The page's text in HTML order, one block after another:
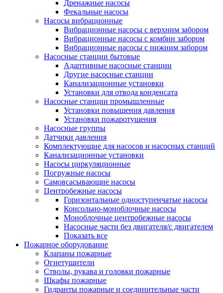
Дренажные насосы
Фекальные насосы
Насосы вибрационные
Вибрационные насосы с верхним забором
Вибрационные насосы с комбин забором
Вибрационные насосы с нижним забором
Насосные станции бытовые
Адаптивные насосные станции
Другие насосные станции
Канализационные установки
Установки для отвода конденсата
Насосные станции промышленные
Установки повышения давления
Установки пожаротушения
Насосные группы
Датчики давления
Комплектующие для насосов и насосных станций
Канализационные установки
Насосы циркуляционные
Погружные насосы
Самовсасывающие насосы
Центробежные насосы
Горизонтальные одноступенчатые насосы
Консольно-моноблочные насосы
Моноблочные центробежные насосы
Насосные части без двигателя/с двигателем
Показать все
Пожарное оборудование
Клапаны пожарные
Огнетушители
Стволы, рукава и головки пожарные
Шкафы пожарные
Гидранты пожарные и соединительные части